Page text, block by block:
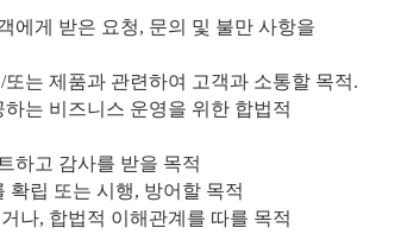
에게 받은 요청, 문의 및 불만 사항을
는 제품과 관련하여 고객과 소통할 목적.
는 비즈니스 운영을 위한 합법적
하고 감사를 받을 목적
확립 또는 시행, 방어할 목적
나, 합법적 이해관계를 따를 목적